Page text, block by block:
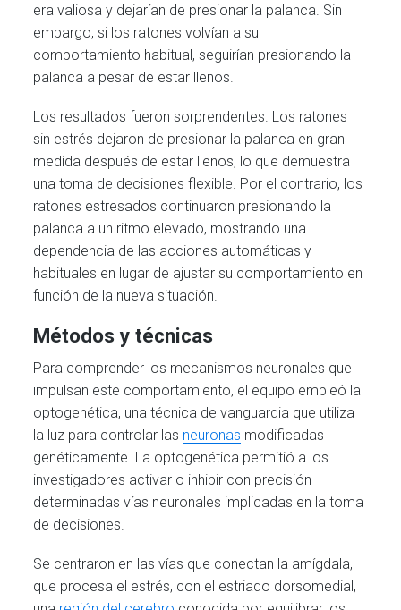
era valiosa y dejarían de presionar la palanca. Sin
embargo, si los ratones volvían a su
comportamiento habitual, seguirían presionando la
palanca a pesar de estar llenos.
Los resultados fueron sorprendentes. Los ratones
sin estrés dejaron de presionar la palanca en gran
medida después de estar llenos, lo que demuestra
una toma de decisiones flexible. Por el contrario, los
ratones estresados continuaron presionando la
palanca a un ritmo elevado, mostrando una
dependencia de las acciones automáticas y
habituales en lugar de ajustar su comportamiento en
función de la nueva situación.
Métodos y técnicas
Para comprender los mecanismos neuronales que
impulsan este comportamiento, el equipo empleó la
optogenética, una técnica de vanguardia que utiliza
la luz para controlar las neuronas modificadas
genéticamente. La optogenética permitió a los
investigadores activar o inhibir con precisión
determinadas vías neuronales implicadas en la toma
de decisiones.
Se centraron en las vías que conectan la amígdala,
que procesa el estrés, con el estriado dorsomedial,